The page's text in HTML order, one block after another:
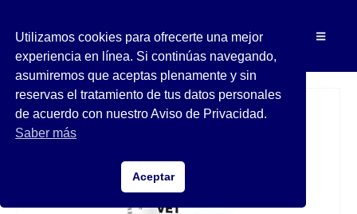
Utilizamos cookies para ofrecerte una mejor
experiencia en línea. Si continúas navegando,
asumiremos que aceptas plenamente y sin
reservas el tratamiento de tus datos personales
de acuerdo con nuestro Aviso de Privacidad.
Saber más
Aceptar